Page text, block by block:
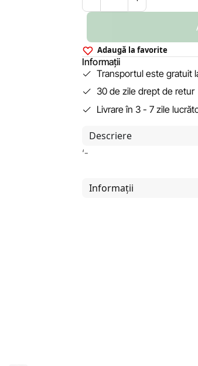
Adaugă la favorite
Informații
Transportul este gratuit
30 de zile drept de retur
Livrare în 3 - 7 zile
Descriere
‘-
Informații